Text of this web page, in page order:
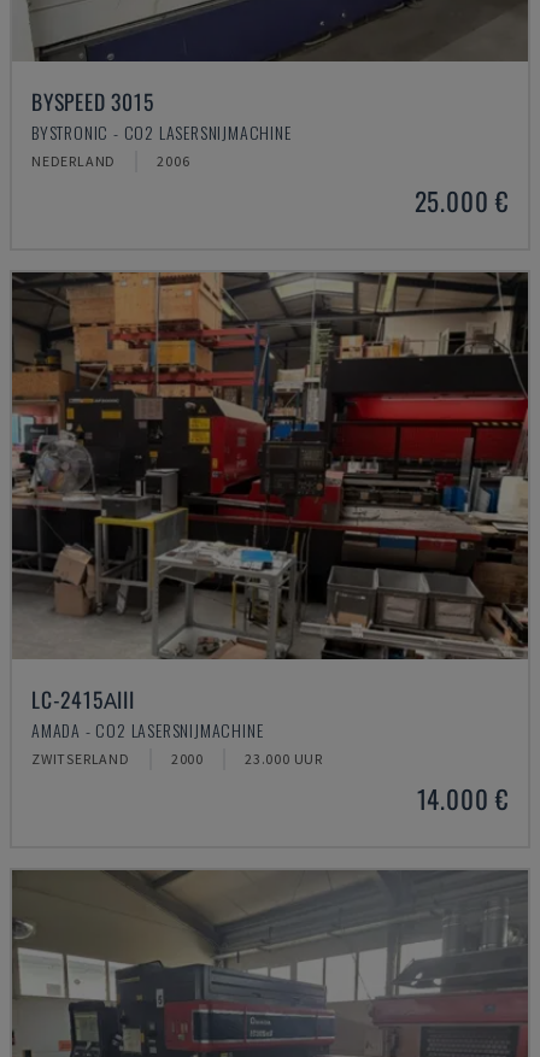
BYSPEED 3015
BYSTRONIC - CO2 LASERSNIJMACHINE
NEDERLAND 2006
25.000 €
LC-2415ΑIII
AMADA - CO2 LASERSNIJMACHINE
ZWITSERLAND 2000 23.000 UUR
14.000 €